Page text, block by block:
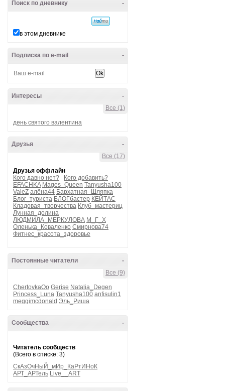
-
Поиск по дневнику
в этом дневнике
-
Подписка по e-mail
-
Интересы
Все (1)
день святого валентина
-
Друзья
Все (17)
Друзья оффлайн
Кого давно нет?
Кого добавить?
EFACHKA Mages_Queen Tanyusha100
ValeZ алёна44 Бархатная_Шляпка
Блог_туриста БЛОГбастер КЕЙТАС
Кладовая_творчества Клуб_мастериц
Лунная_долина
ЛЮДМИЛА_МЕРКУЛОВА М_Г_Х
Оленька_Коваленко Смирнова74
Фитнес_красота_здоровье
-
Постоянные читатели
Все (9)
ChertovkaOo Gerise Natalia_Degen
Princess_Luna Tanyusha100 anfisulin1
meggimcdonald Эль_Риша
-
Сообщества
Читатель сообществ
(Всего в списке: 3)
СкАзОчНыЙ_мИр_КаРтИНоК
АРТ_АРТель Live__ART